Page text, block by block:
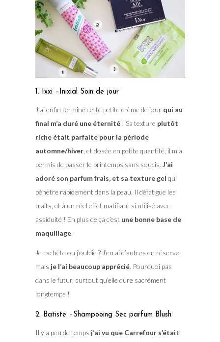
1. Ixxi –Inixial Soin de jour
J’ai enfin terminé cette petite crème de jour qui au
final m’a duré une éternité! Sa texture plutôt
riche était parfaite pour la période
automne/hiver, et dosée en petite quantité, il m’a
permis de passer le printemps sans soucis. J’ai
adoré son parfum frais, et sa texture gel qui
pénètre rapidement dans la peau. Il défatigue les
traits, et à un réel effet matifiant si utilisé avec
assiduité ! En plus de ça c’est une bonne base de
maquillage.
Je rachète ou j’oublie ?J’en ai d’autres en réserve,
mais je l’ai beaucoup apprécié. Pourquoi pas
dans le futur, surtout qu’elle dure sacrément
longtemps !
2. Batiste –Shampooing Sec parfum Blush
Il y a peu de temps j’ai vu que Carrefour s’était